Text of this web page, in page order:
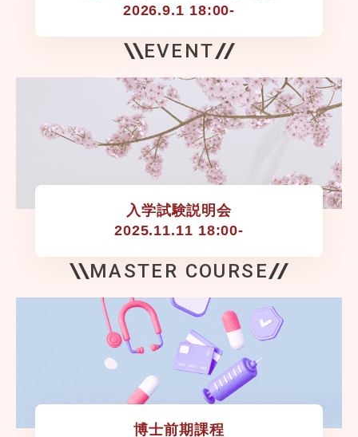
2026.9.1 18:00-
EVENT
入学試験説明会
2025.11.11 18:00-
MASTER COURSE
博士前期課程